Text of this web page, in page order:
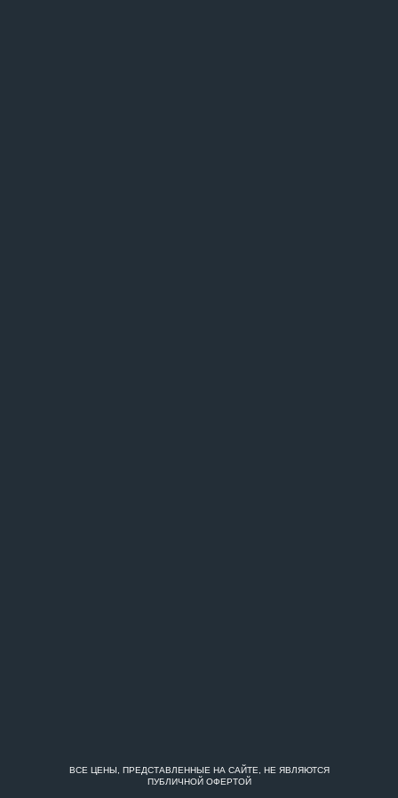
ВСЕ ЦЕНЫ, ПРЕДСТАВЛЕННЫЕ НА САЙТЕ, НЕ ЯВЛЯЮТСЯ
ПУБЛИЧНОЙ ОФЕРТОЙ